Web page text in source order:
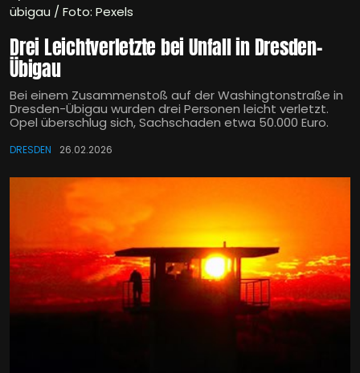
übigau / Foto: Pexels
Drei Leichtverletzte bei Unfall in Dresden-
Übigau
Bei einem Zusammenstoß auf der Washingtonstraße in
Dresden-Übigau wurden drei Personen leicht verletzt.
Opel überschlug sich, Sachschaden etwa 50.000 Euro.
DRESDEN 26.02.2026